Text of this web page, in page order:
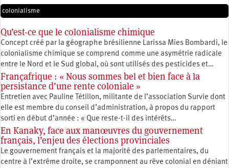
colonialisme
Qu’est-ce que le colonialisme chimique
Concept créé par la géographe brésilienne Larissa Mies Bombardi, le
colonialisme chimique se comprend comme une asymétrie radicale
entre le Nord et le Sud global, où sont utilisés des pesticides et…
Françafrique : « Nous sommes bel et bien face à la
persistance d’une rente coloniale »
Entretien avec Pauline Tétillon, militante de l’association Survie dont
elle est membre du conseil d’administration, à propos du rapport
sorti en début d’année : « Que reste-t-il des intérêts…
En Kanaky, face aux manœuvres du gouvernement
français, l’enjeu des élections provinciales
Le gouvernement français et la majorité des parlementaires, du
centre à l’extrême droite, se cramponnent au rêve colonial en déniant